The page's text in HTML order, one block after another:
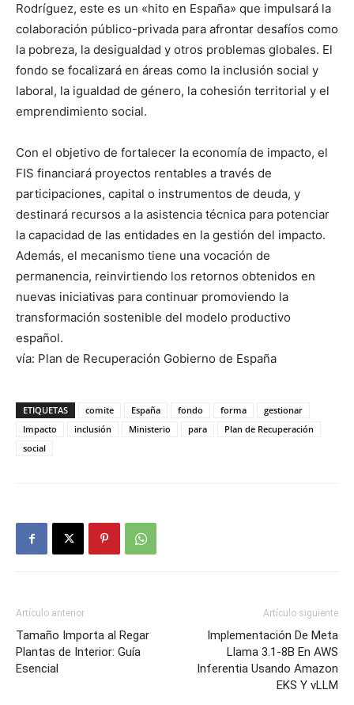
Rodríguez, este es un «hito en España» que impulsará la
colaboración público-privada para afrontar desafíos como
la pobreza, la desigualdad y otros problemas globales. El
fondo se focalizará en áreas como la inclusión social y
laboral, la igualdad de género, la cohesión territorial y el
emprendimiento social.
Con el objetivo de fortalecer la economía de impacto, el
FIS financiará proyectos rentables a través de
participaciones, capital o instrumentos de deuda, y
destinará recursos a la asistencia técnica para potenciar
la capacidad de las entidades en la gestión del impacto.
Además, el mecanismo tiene una vocación de
permanencia, reinvirtiendo los retornos obtenidos en
nuevas iniciativas para continuar promoviendo la
transformación sostenible del modelo productivo
español.
vía: Plan de Recuperación Gobierno de España
ETIQUETAS comite España fondo forma
gestionar
Impacto
inclusión Ministerio para
Plan de Recuperación
social
Artículo anterior
Tamaño Importa al Regar
Plantas de Interior: Guía
Esencial
Artículo siguiente
Implementación De Meta
Llama 3.1-8B En AWS
Inferentia Usando Amazon
EKS Y vLLM